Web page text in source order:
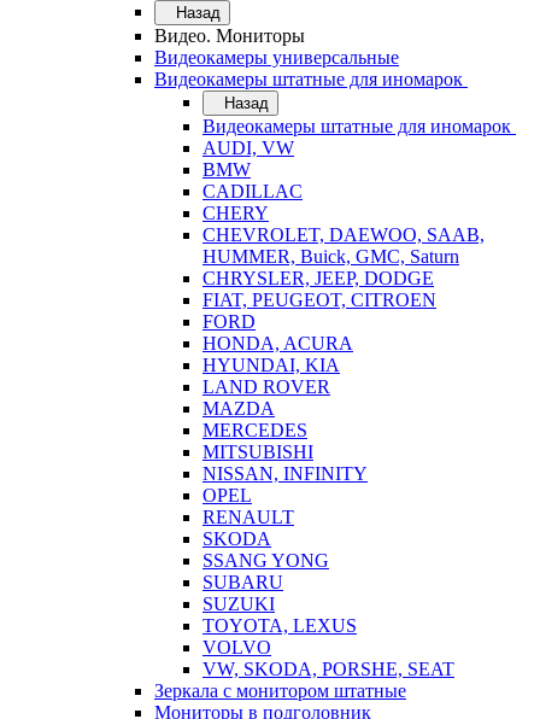
Назад
Видео. Мониторы
Видеокамеры универсальные
Видеокамеры штатные для иномарок
Назад
Видеокамеры штатные для иномарок
AUDI, VW
BMW
CADILLAC
CHERY
CHEVROLET, DAEWOO, SAAB,
HUMMER, Buick, GMC, Saturn
CHRYSLER, JEEP, DODGE
FIAT, PEUGEOT, CITROEN
FORD
HONDA, ACURA
HYUNDAI, KIA
LAND ROVER
MAZDA
MERCEDES
MITSUBISHI
NISSAN, INFINITY
OPEL
RENAULT
SKODA
SSANG YONG
SUBARU
SUZUKI
TOYOTA, LEXUS
VOLVO
VW, SKODA, PORSHE, SEAT
Зеркала с монитором штатные
Мониторы в подголовник